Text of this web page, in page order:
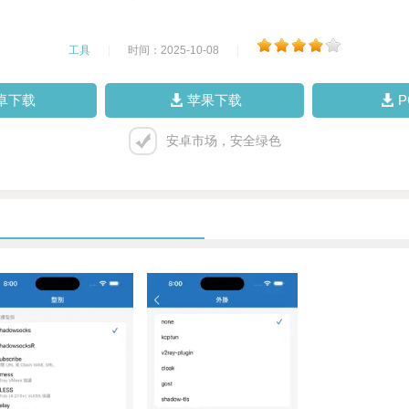
工具 时间：2025-10-08
下载 苹果下载
安卓市场，安全绿色